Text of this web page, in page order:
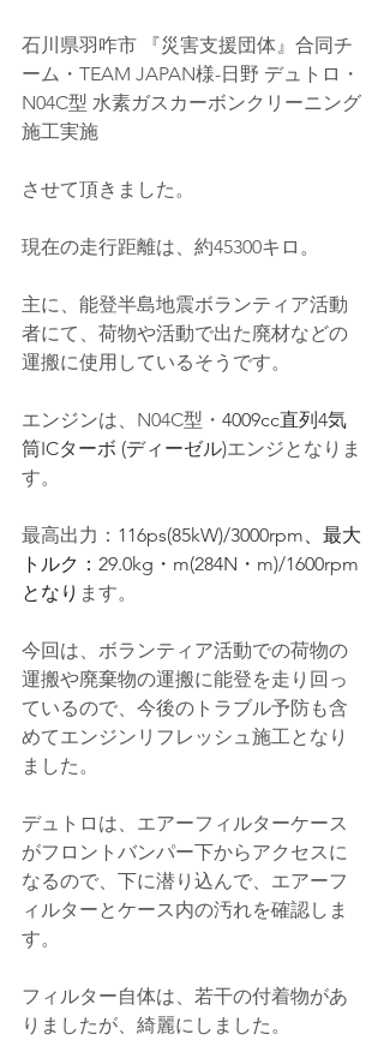
石川県羽咋市 『災害支援団体』合同チ
ーム・TEAM JAPAN様-日野 デュトロ・
N04C型 水素ガスカーボンクリーニング
施工実施
させて頂きました。
現在の走行距離は、約45300キロ。
主に、 能登半島地震ボランティア活動
者にて、荷物や活動で出た廃材などの
運搬に使用しているそうです。
エンジンは、N04C型・ 4009cc直列4気
筒ICターボ (ディーゼル)エンジとなりま
す。
最高出力： 116ps(85kW)/3000rpm、最大
トルク： 29.0kg・m(284N・m)/1600rpm
となり ます。
今回は、ボランティア活動での荷物の
運搬や廃棄物の運搬に能登を走り回っ
ているので、今後のトラブル予防も含
めてエンジンリフレッシュ施工となり
ました。
デュトロ は、エアーフィルターケース
がフロントバンパー下からアクセスに
なるので、下に潜り込んで、エアーフ
ィルターとケース内の汚れを確認しま
す。
フィルター自体は、若干の付着物があ
りましたが、綺麗にしました。